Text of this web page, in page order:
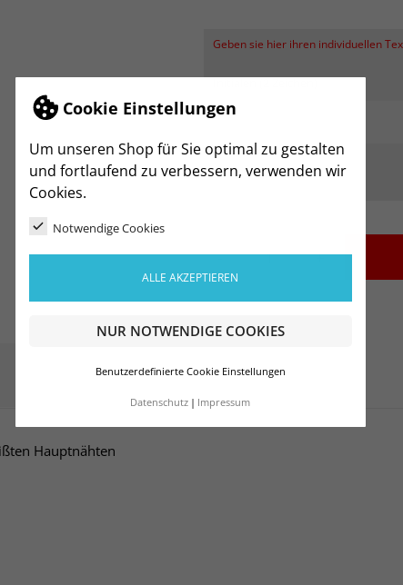
Cookie Einstellungen
Um unseren Shop für Sie optimal zu gestalten
und fortlaufend zu verbessern, verwenden wir
Cookies.
Notwendige Cookies
ALLE AKZEPTIEREN
NUR NOTWENDIGE COOKIES
Benutzerdefinierte Cookie Einstellungen
Datenschutz Impressum
Geben sie hier ihren individuellen
Initialen (2 Zeichen)
- +
Hauptnähten